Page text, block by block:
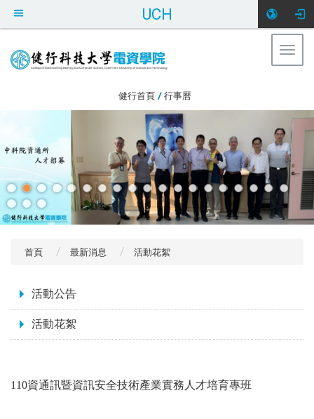
UCH
健行首頁 / 行事曆
首頁 最新消息 活動花絮
活動公告
活動花絮
110資通訊暨資訊安全技術產業實務人才培育專班